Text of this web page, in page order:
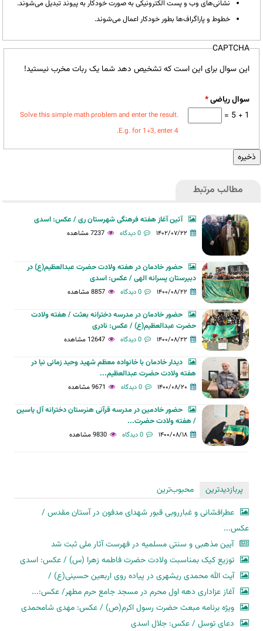
نشانی‌های وب و پست الکترونیکی به صورت خودکار به پیوند تبدیل می‌شوند.
خطوط و پاراگراف‌ها بطور خودکار اعمال می‌شوند.
CAPTCHA
این سوال برای این است که تشخیص دهد شما یک ربات مخرب نیستید!
سوال ریاضی*
1 + 5 =
Solve this simple math problem and enter the result.
E.g. for 1+3, enter 4.
مطالب مرتبط
آئین آغاز هفته فرهنگی شهرستان ری / عکس: اسدی
۱۴۰۲/۰۷/۲۲ 0 دیدگاه 7237 مشاهده
حضور خادمان در هفته ولادت حضرت عبدالعظیم(ع) در
دبیرستان پسرانه الهی / عکس: اسدی
۱۴۰۰/۰۸/۲۲ 0 دیدگاه 8857 مشاهده
حضور خادمان در مدرسه دخترانه بعثت / هفته ولادت
حضرت عبدالعظیم(ع) / عکس: نادری
۱۴۰۰/۰۸/۲۲ 0 دیدگاه 12647 مشاهده
دیدار خادمان با خانواده معظم شهید وحید زمانی نیا در
هفته ولادت حضرت عبدالعظیم...
۱۴۰۰/۰۸/۲۰ 0 دیدگاه 9671 مشاهده
حضور خادمین در مدرسه قرآنی هنرستان دخترانه آل یاسین
/ هفته ولادت حضرت...
۱۴۰۰/۰۸/۱۸ 0 دیدگاه 9830 مشاهده
پربازدیدترین
محبوب‌ترین
عطرافشانی و غبارروبی قبور شهدای مدفون در آستان مقدس /
عکس...
آیین مذهبی و سنتی مسلمیه در فهرست آثار ملی ثبت شد
توزیع کیک بمناسبت ولادت حضرت فاطمه زهرا (س) / عکس: اسدی
آیت الله محمدی ریشهری در پیاده روی اربعین حسینی(ع) /
آغاز عزاداری دهه اول محرم در مسجد جامع حرم مطهر/ عکس:...
ویژه برنامه مبعث حضرت رسول اکرم(ص) / عکس: مهدی شامحمدی
دعای توسل / عکس: جلال اسدی